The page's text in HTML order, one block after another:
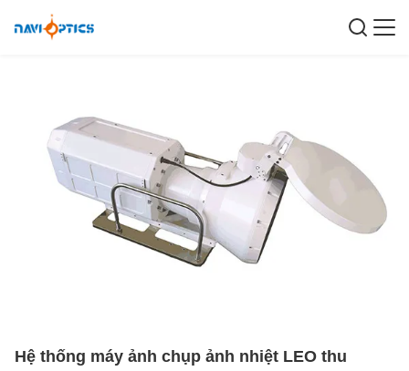
Hệ thống máy ảnh chụp ảnh nhiệt LEO thu